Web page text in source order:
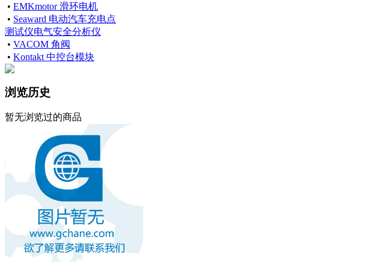
• EMKmotor 滑环电机
• Seaward 电动汽车充电点
测试仪电气安全分析仪
• VACOM 角阀
• Kontakt 中控台模块
浏览历史
暂无浏览过的商品